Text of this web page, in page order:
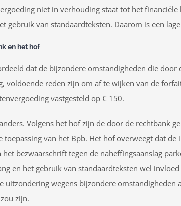
niet in verhouding staat tot het
gebruik van standaardteksten. Daarom is een
en het hof
dat de bijzondere omstandigheden die
voldoende reden zijn om af te wijken van de
vastgesteld op € 150.
Volgens het hof zijn de door de rechtbank
toepassing van het Bpb. Het hof overweegt dat
bezwaarschrift tegen de naheffingsaanslag
en het gebruik van standaardteksten wel
uitzondering wegens bijzondere
zijn.